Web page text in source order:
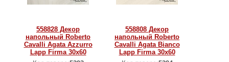
558828 Декор
напольный Roberto
Cavalli Agata Azzurro
Lapp Firma 30x60
558808 Декор
напольный Roberto
Cavalli Agata Bianco
Lapp Firma 30x60